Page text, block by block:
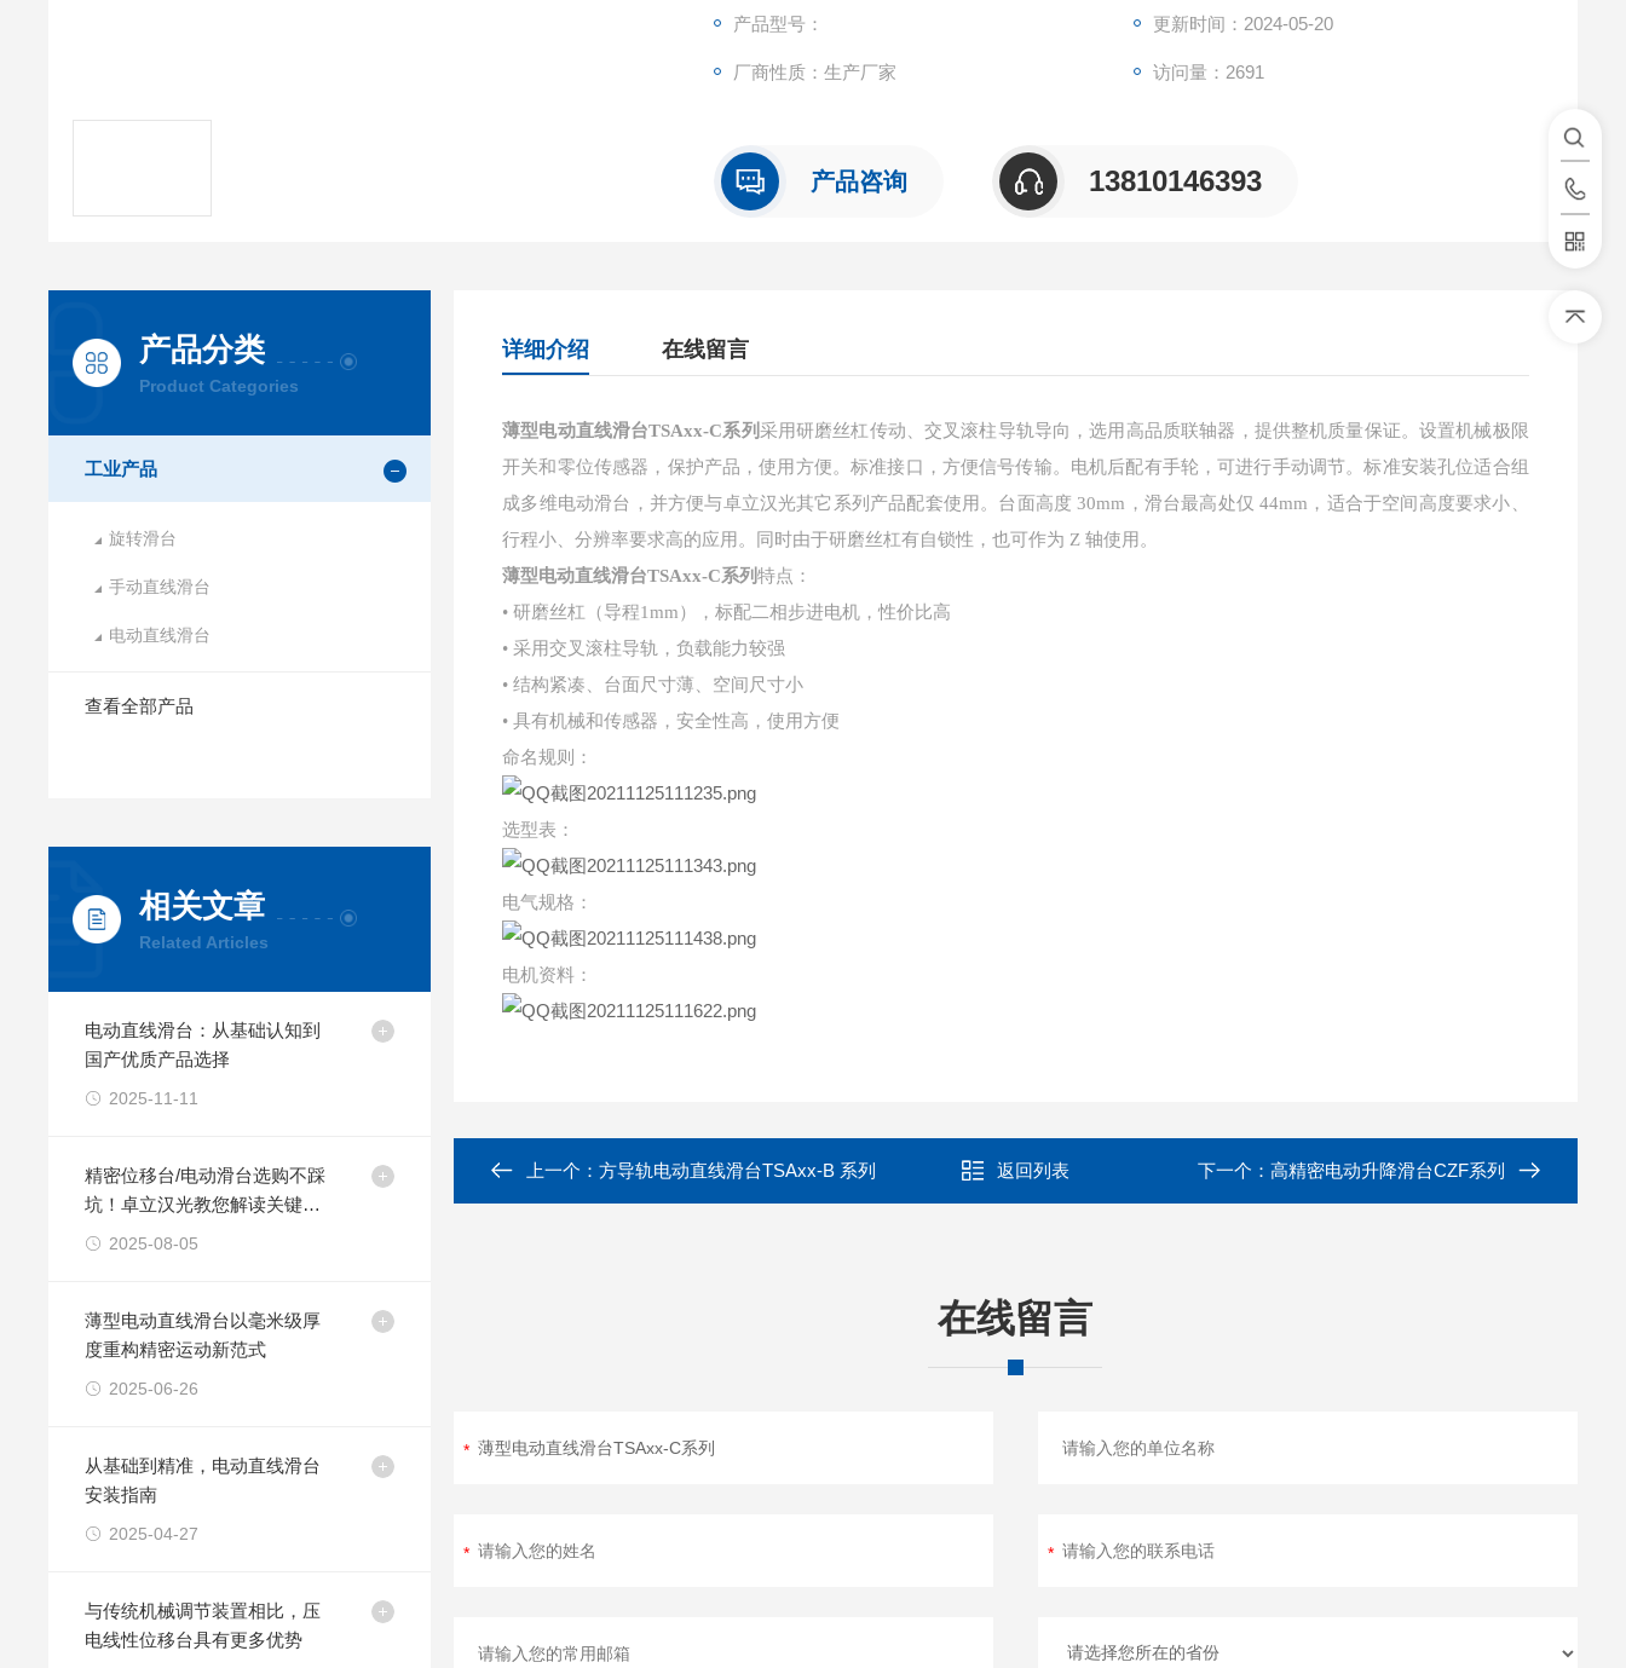
求高的应用。
产品型号： 更新时间：2024-05-20
厂商性质：生产厂家 访问量：2691
产品咨询 13810146393
产品分类
Product Categories
工业产品
旋转滑台
手动直线滑台
电动直线滑台
查看全部产品
相关文章
Related Articles
电动直线滑台：从基础认知到
国产优质产品选择
2025-11-11
精密位移台/电动滑台选购不踩
坑！卓立汉光教您解读关键性
能指标
2025-08-05
薄型电动直线滑台以毫米级厚
度重构精密运动新范式
2025-06-26
从基础到精准，电动直线滑台
安装指南
2025-04-27
与传统机械调节装置相比，压
电线性位移台具有更多优势
详细介绍 在线留言
薄型电动直线滑台TSAxx-C系列采用研磨丝杠传动、交叉滚柱导轨导向，选用高品质联轴器，提供整机质量保证。设置机械极限
开关和零位传感器，保护产品，使用方便。标准接口，方便信号传输。电机后配有手轮，可进行手动调节。标准安装孔位适合组
成多维电动滑台，并方便与卓立汉光其它系列产品配套使用。台面高度 30mm，滑台最高处仅 44mm，适合于空间高度要求小、
行程小、分辨率要求高的应用。同时由于研磨丝杠有自锁性，也可作为 Z 轴使用。
薄型电动直线滑台TSAxx-C系列特点：
• 研磨丝杠（导程1mm），标配二相步进电机，性价比高
• 采用交叉滚柱导轨，负载能力较强
• 结构紧凑、台面尺寸薄、空间尺寸小
• 具有机械和传感器，安全性高，使用方便
命名规则：
选型表：
电气规格：
电机资料：
上一个：方导轨电动直线滑台TSAxx-B 系列 返回列表 下一个： 高精密电动升降滑台CZF系列
在线留言